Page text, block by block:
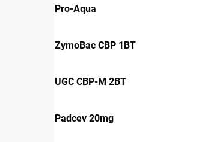
Pro-Aqua
ZymoBac CBP 1BT
UGC CBP-M 2BT
Padcev 20mg